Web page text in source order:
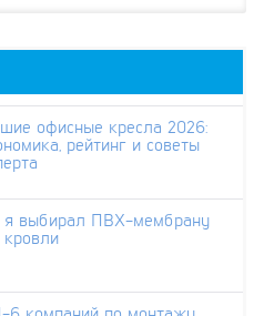
офисные кресла 2026:
рейтинг и советы
я выбирал ПВХ-мембрану